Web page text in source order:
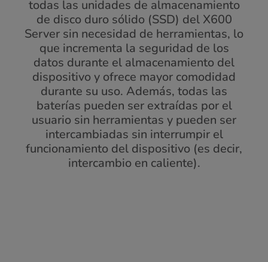
todas las unidades de almacenamiento
de disco duro sólido (SSD) del X600
Server sin necesidad de herramientas, lo
que incrementa la seguridad de los
datos durante el almacenamiento del
dispositivo y ofrece mayor comodidad
durante su uso. Además, todas las
baterías pueden ser extraídas por el
usuario sin herramientas y pueden ser
intercambiadas sin interrumpir el
funcionamiento del dispositivo (es decir,
intercambio en caliente).